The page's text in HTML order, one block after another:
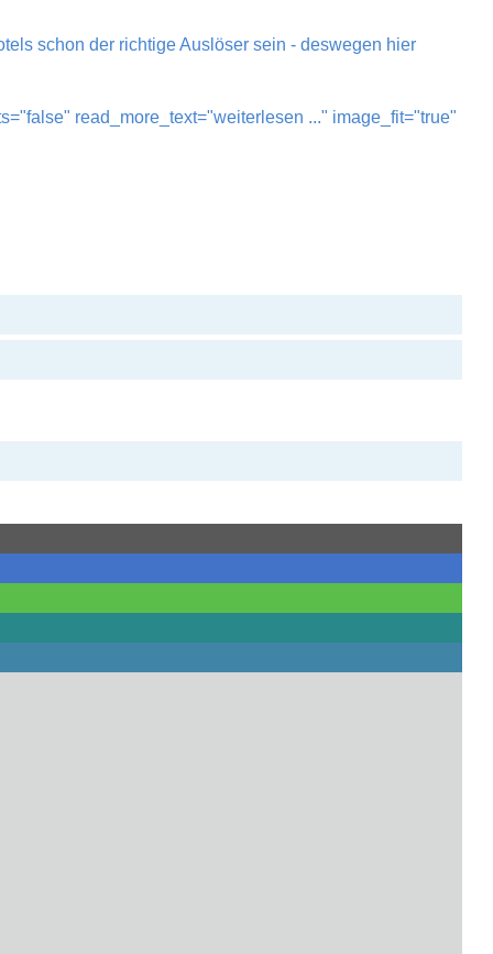
schon der richtige Auslöser sein - deswegen hier
read_more_text="weiterlesen ..." image_fit="true"